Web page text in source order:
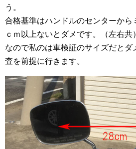
う。
合格基準はハンドルのセンターから
ｃｍ以上ないとダメです。（左右共）
なので私のは車検証のサイズだとダ
査を前提に行きます。